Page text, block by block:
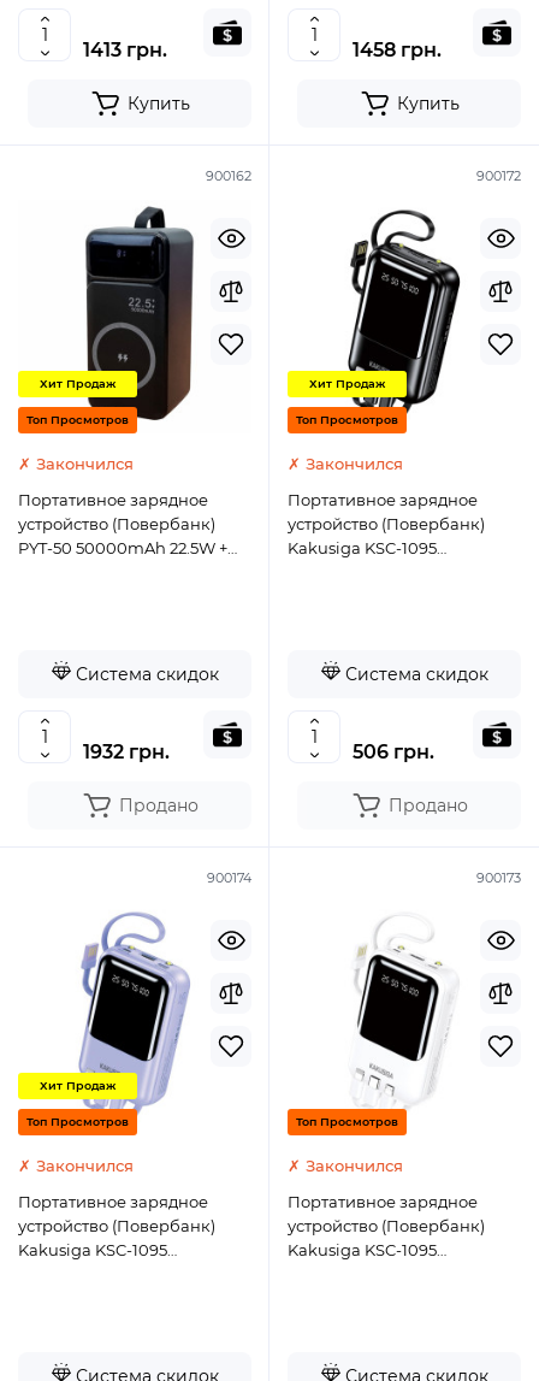
1413 грн.
Купить
1458 грн.
Купить
900162
Хит Продаж
Топ Просмотров
✗ Закончился
Портативное зарядное
устройство (Повербанк)
PYT-50 50000mAh 22.5W +
Система скидок
1932 грн.
Продано
900172
Хит Продаж
Топ Просмотров
✗ Закончился
Портативное зарядное
устройство (Повербанк)
Kakusiga KSC-1095
Система скидок
506 грн.
Продано
900174
Хит Продаж
Топ Просмотров
✗ Закончился
Портативное зарядное
устройство (Повербанк)
Kakusiga KSC-1095
Система скидок
900173
Топ Просмотров
✗ Закончился
Портативное зарядное
устройство (Повербанк)
Kakusiga KSC-1095
Система скидок